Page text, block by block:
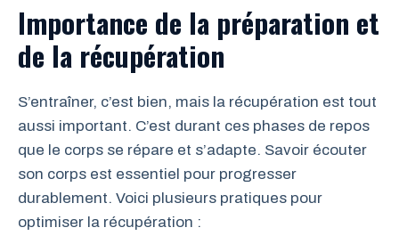
Importance de la préparation et
de la récupération
S’entraîner, c’est bien, mais la récupération est tout
aussi important. C’est durant ces phases de repos
que le corps se répare et s’adapte. Savoir écouter
son corps est essentiel pour progresser
durablement. Voici plusieurs pratiques pour
optimiser la récupération :